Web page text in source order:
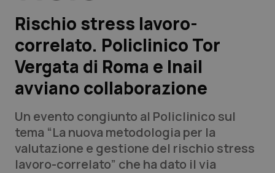
Lavoro e Professioni
Scienza e Farmaci
Studi e Analisi
Lettere al direttore
Edizioni Regionali
Rischio stress lavoro-
correlato. Policlinico Tor
Vergata di Roma e Inail
avviano collaborazione
Un evento congiunto al Policlinico sul
tema “La nuova metodologia per la
valutazione e gestione del rischio stress
lavoro-correlato” che ha dato il via